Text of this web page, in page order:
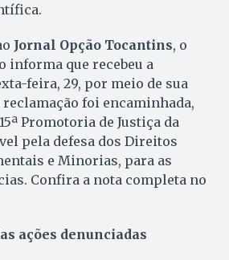
Jornal Opção Tocantins, o
que recebeu a
feira, 29, por meio de sua
reclamação foi encaminhada,
Promotoria de Justiça da
pela defesa dos Direitos
e Minorias, para as
Confira a nota completa no
ações denunciadas